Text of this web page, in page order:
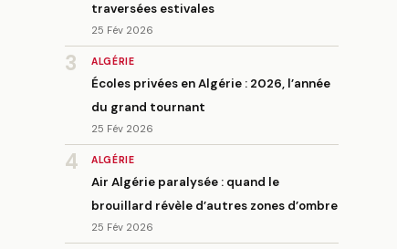
traversées estivales
25 Fév 2026
3 ALGÉRIE
Écoles privées en Algérie : 2026, l’année
du grand tournant
25 Fév 2026
4 ALGÉRIE
Air Algérie paralysée : quand le
brouillard révèle d’autres zones d’ombre
25 Fév 2026